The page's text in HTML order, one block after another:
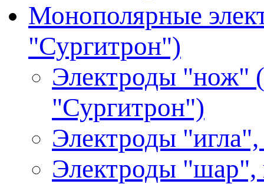
Монополярные
"Сургитрон")
Электроды "нож"
"Сургитрон")
Электроды
Электроды "шар",